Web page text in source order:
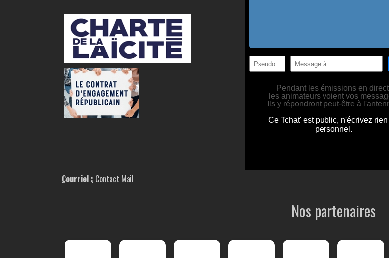
Courriel : Contact Mail
Nos partenaires